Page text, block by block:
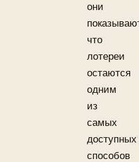
они
что
лотереи
остаются
одним
из
самых
доступных
способов